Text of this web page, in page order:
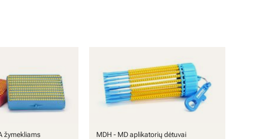
žymekliams MDH - MD aplikatorių dėtuvai